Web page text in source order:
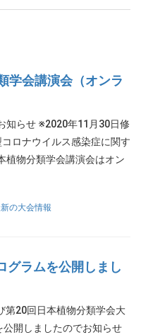
学会講演会（オンラ
知らせ ※2020年11月30日修
ロナウイルス感染症に関す
植物分類学会講演会はオン
の大会情報
グラムを公開しまし
第20回日本植物分類学会大
開しましたのでお知らせ